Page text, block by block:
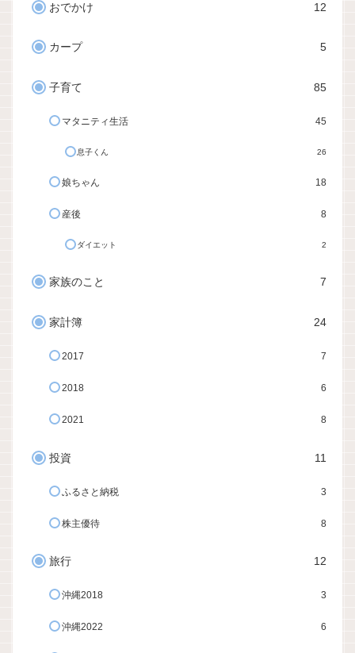
おでかけ 12
カープ 5
子育て 85
マタニティ生活 45
息子くん 26
娘ちゃん 18
産後 8
ダイエット 2
家族のこと 7
家計簿 24
2017 7
2018 6
2021 8
投資 11
ふるさと納税 3
株主優待 8
旅行 12
沖縄2018 3
沖縄2022 6